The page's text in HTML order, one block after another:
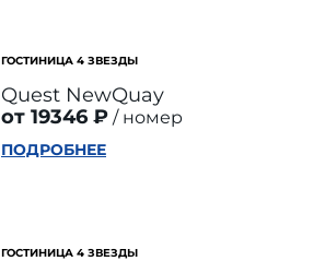
ГОСТИНИЦА 4 ЗВЕЗДЫ
Quest NewQuay
от 19346 ₽
номер
ПОДРОБНЕЕ
ГОСТИНИЦА 4 ЗВЕЗДЫ